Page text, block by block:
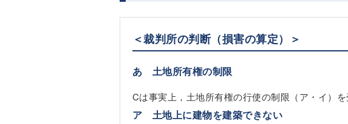
＜裁判所の判断（損害の算定）＞
あ 土地所有権の制限
Cは事実上，土地所有権の行使の制限（ア・イ）
ア 土地上に建物を建築できない